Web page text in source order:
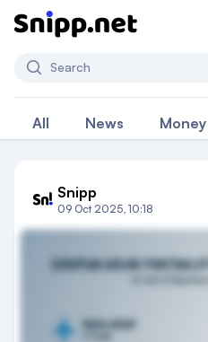
Search
All News Money
Snipp
09 Oct 2025, 10:18